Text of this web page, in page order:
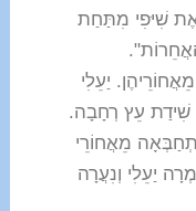
שִׁיּפִי מִתַּחַת
יַעֵלִי
עֵץ רְחָבָה.
מֵאֲחוֹרֵי
יַעֵלִי וְנִעֲרָה